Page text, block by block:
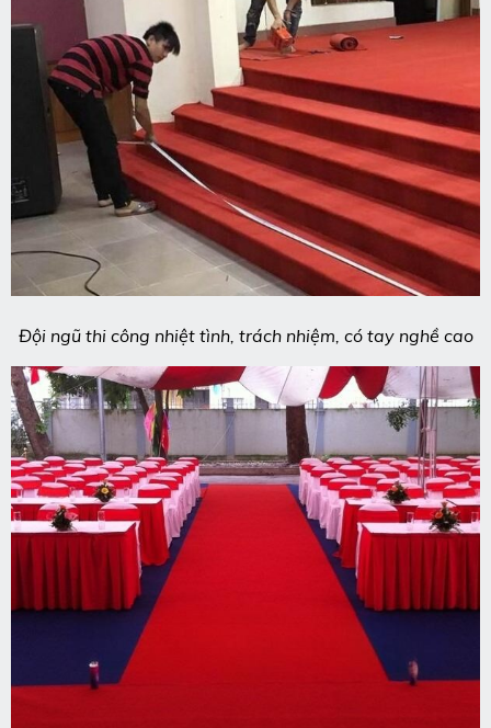
Đội ngũ thi công nhiệt tình, trách nhiệm, có tay nghề cao